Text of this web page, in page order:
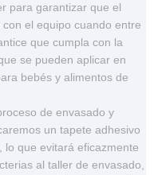
para garantizar que el
el equipo cuando entre
que cumpla con la
se pueden aplicar en
bebés y alimentos de
de envasado y
un tapete adhesivo
lo que evitará eficazmente
al taller de envasado,